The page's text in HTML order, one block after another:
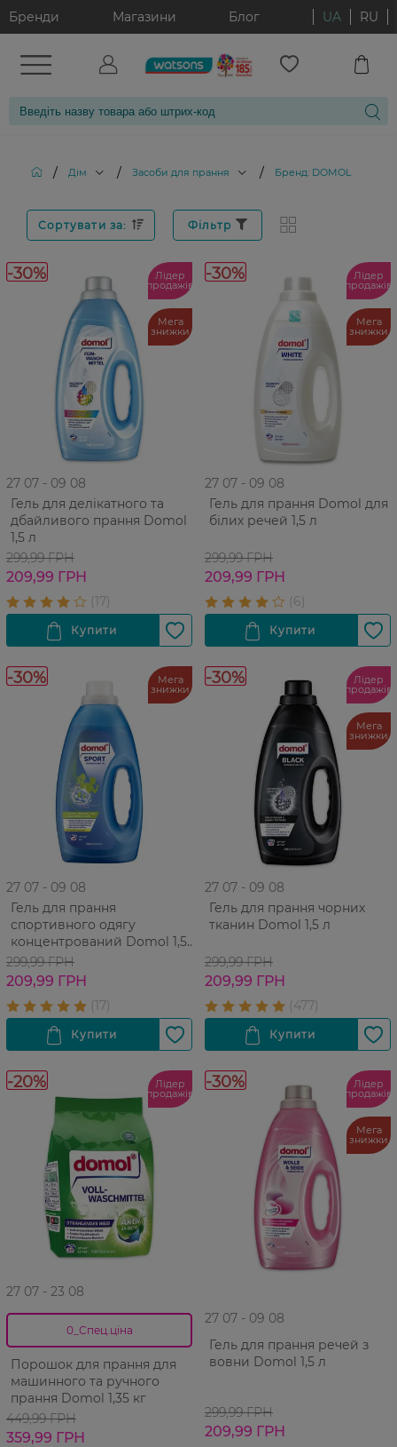
Бренди Магазини Блог UA RU
/ Дім / Засоби для прання / Бренд: DOMOL
Сортувати за: Фільтр
-30% Лідер
продажів
Мега
знижки
27 07 - 09 08
Гель для делікатного та
дбайливого прання Domol
1,5 л
299,99 ГРН
209,99 ГРН
-30% Лідер
продажів
Мега
знижки
27 07 - 09 08
Гель для прання Domol для
білих речей 1,5 л
299,99 ГРН
209,99 ГРН
-30% Мега
знижки
27 07 - 09 08
Гель для прання
спортивного одягу
концентрований Domol 1,5
л
299,99 ГРН
209,99 ГРН
-30% Лідер
продажів
Мега
знижки
27 07 - 09 08
Гель для прання чорних
тканин Domol 1,5 л
299,99 ГРН
209,99 ГРН
-20% Лідер
продажів
27 07 - 23 08
0_Спец.ціна
Порошок для прання для
машинного та ручного
прання Domol 1,35 кг
449,99 ГРН
359,99 ГРН
-30% Лідер
продажів
Мега
знижки
27 07 - 09 08
Гель для прання речей з
вовни Domol 1,5 л
299,99 ГРН
209,99 ГРН